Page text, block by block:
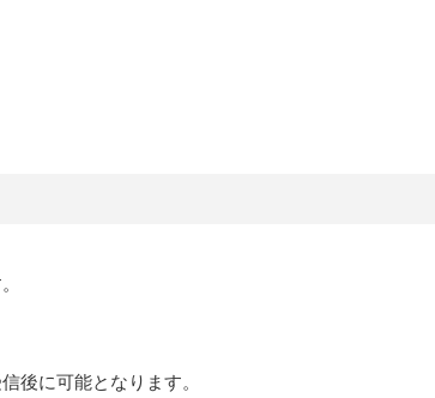
後に可能となります。